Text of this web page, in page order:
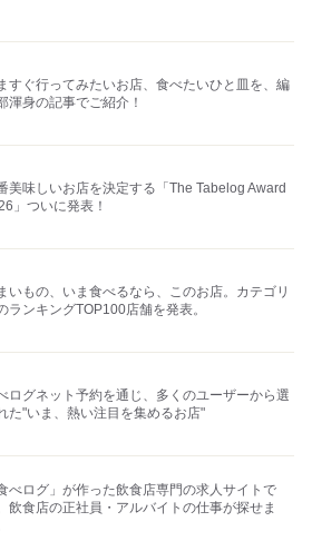
すぐ行ってみたいお店、食べたいひと皿を、編
渾身の記事でご紹介！
美味しいお店を決定する「The Tabelog Award
」ついに発表！
いもの、いま食べるなら、このお店。カテゴリ
ランキングTOP100店舗を発表。
ログネット予約を通じ、多くのユーザーから選
た"いま、熱い注目を集めるお店"
食べログ」が作った飲食店専門の求人サイトで
飲食店の正社員・アルバイトの仕事が探せま